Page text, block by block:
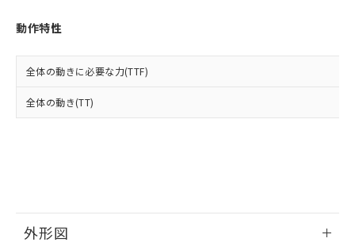
動作特性
全体の動きに必要な力(TTF)
全体の動き(TT)
外形図
引・商談に必要な範囲で利用すること
をご了承ください。
※当社の共同利用者とは、
の共同利用に関して"
の「1.共同利
とができます。
51物質の非含有証明書（当社基準）
欄に対応日を記載しておりました。
既に当社にて対応品への在庫切替を完了